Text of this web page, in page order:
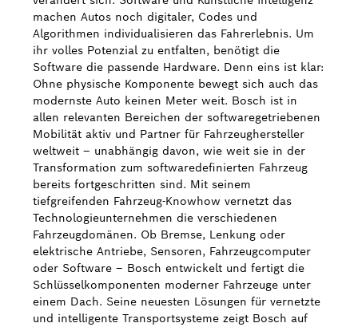
machen Autos noch digitaler, Codes und
Algorithmen individualisieren das Fahrerlebnis. Um
ihr volles Potenzial zu entfalten, benötigt die
Software die passende Hardware. Denn eins ist klar:
Ohne physische Komponente bewegt sich auch das
modernste Auto keinen Meter weit. Bosch ist in
allen relevanten Bereichen der softwaregetriebenen
Mobilität aktiv und Partner für Fahrzeughersteller
weltweit – unabhängig davon, wie weit sie in der
Transformation zum softwaredefinierten Fahrzeug
bereits fortgeschritten sind. Mit seinem
tiefgreifenden Fahrzeug-Knowhow vernetzt das
Technologieunternehmen die verschiedenen
Fahrzeugdomänen. Ob Bremse, Lenkung oder
elektrische Antriebe, Sensoren, Fahrzeugcomputer
oder Software – Bosch entwickelt und fertigt die
Schlüsselkomponenten moderner Fahrzeuge unter
einem Dach. Seine neuesten Lösungen für vernetzte
und intelligente Transportsysteme zeigt Bosch auf